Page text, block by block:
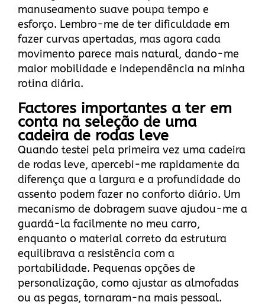
manuseamento suave poupa tempo e
esforço. Lembro-me de ter dificuldade em
fazer curvas apertadas, mas agora cada
movimento parece mais natural, dando-me
maior mobilidade e independência na minha
rotina diária.
Factores importantes a ter em
conta na seleção de uma
cadeira de rodas leve
Quando testei pela primeira vez uma cadeira
de rodas leve, apercebi-me rapidamente da
diferença que a largura e a profundidade do
assento podem fazer no conforto diário. Um
mecanismo de dobragem suave ajudou-me a
guardá-la facilmente no meu carro,
enquanto o material correto da estrutura
equilibrava a resistência com a
portabilidade. Pequenas opções de
personalização, como ajustar as almofadas
ou as pegas, tornaram-na mais pessoal.